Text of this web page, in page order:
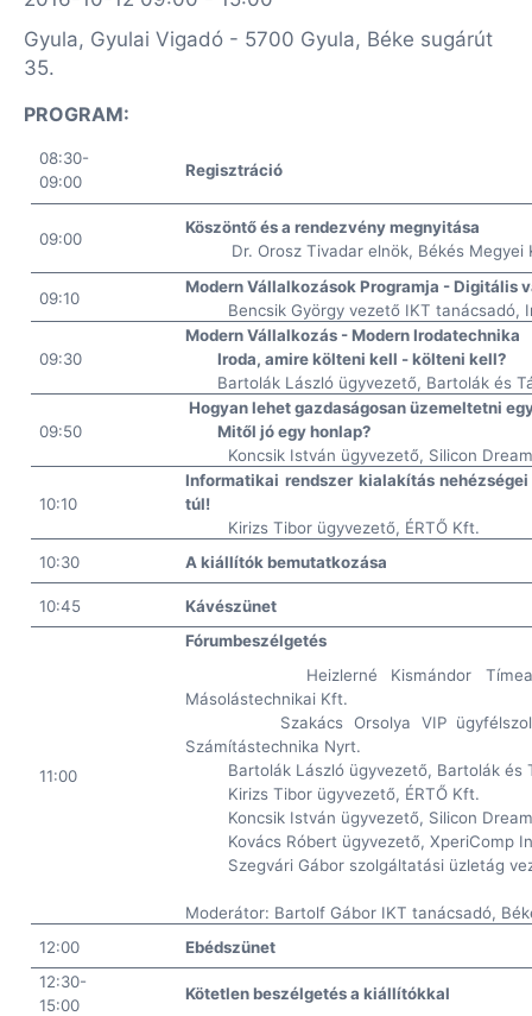
Gyula, Gyulai Vigadó - 5700 Gyula, Béke sugárút
35.
PROGRAM:
08:30-
09:00
Regisztráció
09:00
Köszöntő és a rendezvény megnyitása
Dr. Orosz Tivadar elnök, Békés
09:10
Modern Vállalkozások Programja - Digitális
Bencsik György vezető IKT tanácsadó,
09:30
Modern Vállalkozás - Modern Irodatechnika
Iroda, amire költeni kell - költeni kell?
Bartolák László ügyvezető, Bartolák és
09:50
Hogyan lehet gazdaságosan üzemeltetni
Mitől jó egy honlap?
Koncsik István ügyvezető, Silicon
10:10
Informatikai rendszer kialakítás
túl!
Kirizs Tibor ügyvezető, ÉRTŐ Kft.
10:30
A kiállítók bemutatkozása
10:45 Kávészünet
11:00
Fórumbeszélgetés
Heizlerné Kismándor
Másolástechnikai Kft.
Szakács Orsolya VIP
Számítástechnika Nyrt.
Bartolák László ügyvezető, Bartolák és
Kirizs Tibor ügyvezető, ÉRTŐ Kft.
Koncsik István ügyvezető, Silicon
Kovács Róbert ügyvezető, XperiComp
Szegvári Gábor szolgáltatási üzletág
Moderátor: Bartolf Gábor IKT tanácsadó,
12:00
Ebédszünet
12:30-
15:00
Kötetlen beszélgetés a kiállítókkal